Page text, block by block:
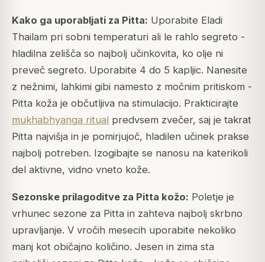
Kako ga uporabljati za Pitta: Uporabite Eladi
Thailam pri sobni temperaturi ali le rahlo segreto -
hladilna zelišča so najbolj učinkovita, ko olje ni
preveč segreto. Uporabite 4 do 5 kapljic. Nanesite
z nežnimi, lahkimi gibi namesto z močnim pritiskom -
Pitta koža je občutljiva na stimulacijo. Prakticirajte
mukhabhyanga ritual predvsem zvečer, saj je takrat
Pitta najvišja in je pomirjujoč, hladilen učinek prakse
najbolj potreben. Izogibajte se nanosu na katerikoli
del aktivne, vidno vneto kože.
Sezonske prilagoditve za Pitta kožo: Poletje je
vrhunec sezone za Pitta in zahteva najbolj skrbno
upravljanje. V vročih mesecih uporabite nekoliko
manj kot običajno količino. Jesen in zima sta